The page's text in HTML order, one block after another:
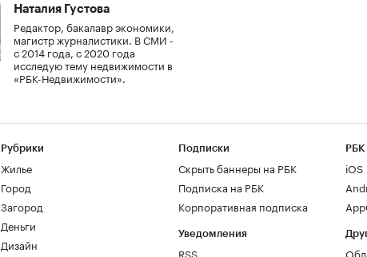
Наталия Густова
Редактор, бакалавр экономики,
магистр журналистики. В СМИ -
с 2014 года, с 2020 года
исследую тему недвижимости в
«РБК-Недвижимости».
Рубрики
Жилье
Город
Загород
Деньги
Дизайн
Подписки
Скрыть баннеры на РБК
Подписка на РБК
Корпоративная подписка
Уведомления
RSS
РБК
iOS